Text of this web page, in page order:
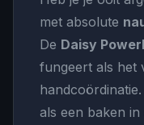
met absolute
De Daisy
fungeert als het
als een baken